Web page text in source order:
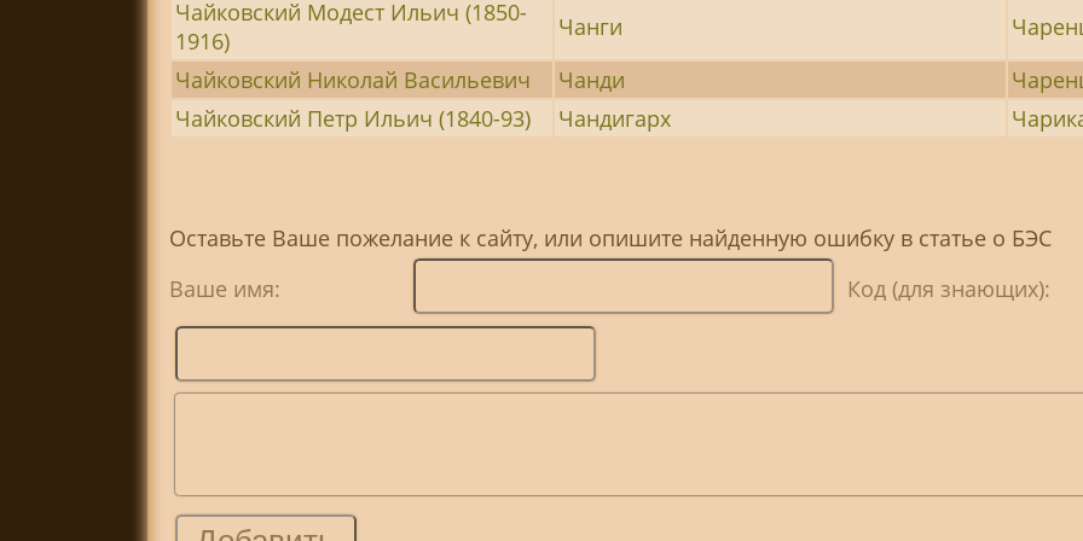
Чайковский Модест Ильич (1850-
1916)
Чанги
Чайковский Николай Васильевич
Чанди
Чайковский Петр Ильич (1840-93)
Чандигарх
Оставьте Ваше пожелание к сайту, или опишите найденную ошибку в статье о БЭС
Ваше имя:
Код (для знающих):